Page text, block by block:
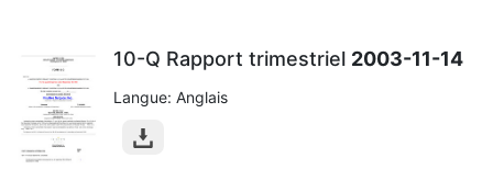
10-Q Rapport trimestriel 2003-11-14
Langue: Anglais